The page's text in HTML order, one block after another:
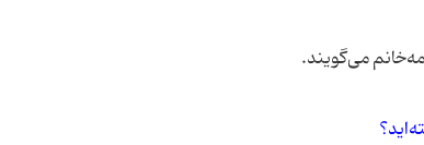
می‌گویند.